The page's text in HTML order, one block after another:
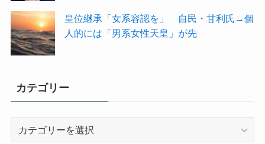
皇位継承「女系容認を」 自民・甘利氏→個
人的には「男系女性天皇」が先
カテゴリー